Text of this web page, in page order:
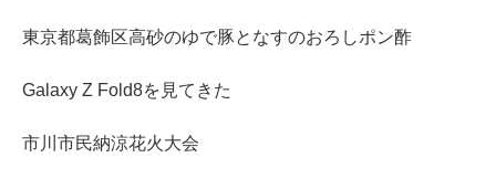
東京都葛飾区高砂のゆで豚となすのおろしポン酢
Galaxy Z Fold8を見てきた
市川市民納涼花火大会